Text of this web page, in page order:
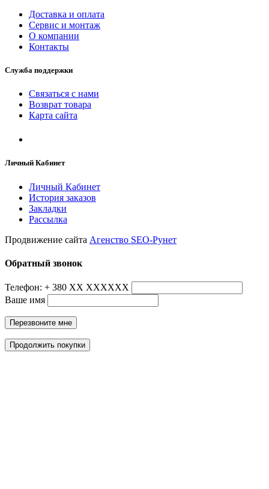
Доставка и оплата
Сервис и монтаж
О компании
Контакты
Служба поддержки
Связаться с нами
Возврат товара
Карта сайта
Личный Кабинет
Личный Кабинет
История заказов
Закладки
Рассылка
Продвижение сайта Агенство SEO-Рунет
Обратный звонок
Телефон: + 380 ХХ ХХХХХХ
Ваше имя
Перезвоните мне
Продолжить покупки